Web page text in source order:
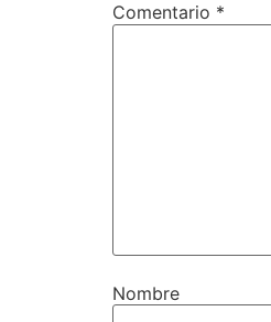
Comentario *
Nombre